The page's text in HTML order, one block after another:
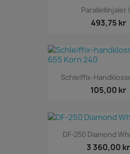
Parallellinjaler
493,75 kr
Schleiffix-
105,00 kr
DF-250 Diamond
3 360,00 kr